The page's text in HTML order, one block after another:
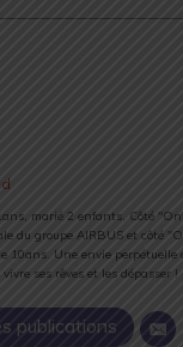
marié 2 enfants. Côté
du groupe AIRBUS et côté
10ans. Une envie perpétuelle
ses rêves et les dépasser !
publications